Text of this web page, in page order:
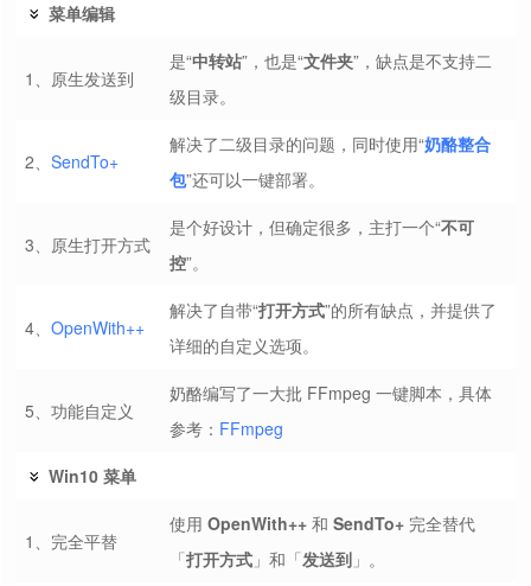
菜单编辑
1、原生发送到
是“中转站”，也是“文件夹”，缺点是不支持二
级目录。
2、 SendTo+
解决了二级目录的问题，同时使用“奶酪整合
包”还可以一键部署。
3、原生打开方式
是个好设计，但确定很多，主打一个“不可
控”。
4、 OpenWith++
解决了自带“打开方式”的所有缺点，并提供了
详细的自定义选项。
5、功能自定义
奶酪编写了一大批 FFmpeg 一键脚本，具体
参考： FFmpeg
Win10 菜单
1、完全平替
使用 OpenWith++ 和 SendTo+ 完全替代
「打开方式 」和「发送到 」。